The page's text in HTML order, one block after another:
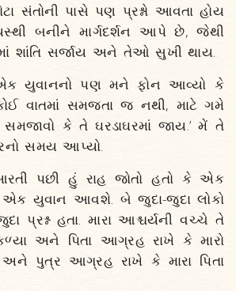
સંતોની પાસે પણ પ્રશ્નો આવતા હોય
બનીને માર્ગદર્શન આપે છે, જેથી
શાંતિ સર્જાય અને તેઓ સુખી થાય.
યુવાનનો પણ મને ફોન આવ્યો કે
કોઈ વાતમાં સમજતા જ નથી, માટે ગમે
સમજાવો કે તે ઘરડાઘરમાં જાય.’ મેં તે
સમય આપ્યો.
પછી હું રાહ જોતો હતો કે એક
યુવાન આવશે. બે જુદા-જુદા લોકો
પ્રશ્ન હતા. મારા આશ્ચર્યની વચ્ચે તે
અને પિતા આગ્રહ રાખે કે મારો
પુત્ર આગ્રહ રાખે કે મારા પિતા